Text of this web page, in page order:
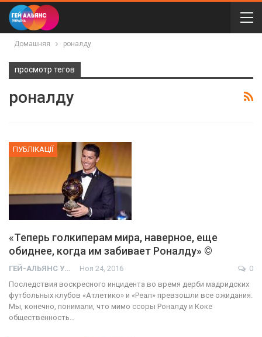
Домашняя роналду
просмотр тегов
роналду
ПУБЛІКАЦІЇ
«Теперь голкиперам мира, наверное, еще
обиднее, когда им забивает Роналду» ©
ГЕЙ-АЛЬЯНС УКРАИНА Ноя 24, 2016
0
Последствия воскресного инцидента во время дерби мадридских
футбольных клубов «Атлетико» и «Реал» превзошли все ожидания.
Мы, конечно, понимали, что мимо ссоры Роналду и Коке
общественность…